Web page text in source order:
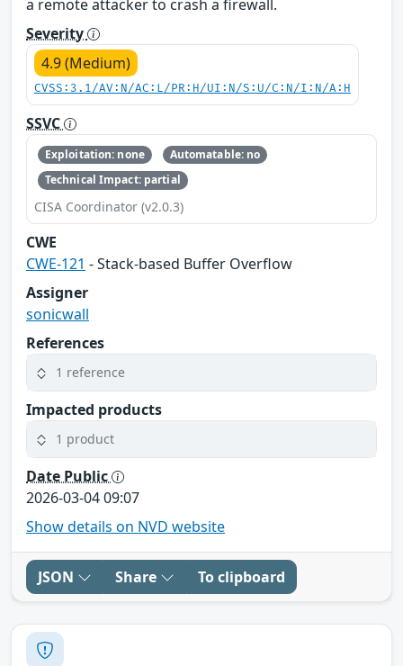
a remote attacker to crash a firewall.
Severity
4.9 (Medium)
CVSS:3.1/AV:N/AC:L/PR:H/UI:N/S:U/C:N/I:N/A:H
SSVC
Exploitation: none
Automatable: no
Technical Impact: partial
CISA Coordinator (v2.0.3)
CWE
CWE-121 - Stack-based Buffer Overflow
Assigner
sonicwall
References
1 reference
Impacted products
1 product
Date Public
2026-03-04 09:07
Show details on NVD website
JSON Share To clipboard